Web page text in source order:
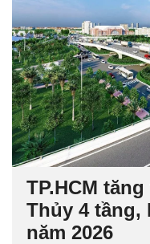
TP.HCM
Thủy 4 tầng,
năm 2026